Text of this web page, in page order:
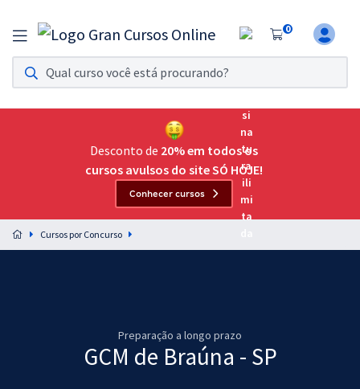
0
Assinatura Ilimitada 11
Acesso a todos os cursos. Teste grátis por 7 dias!
Assinatura OAB Até Passar
Acesso ilimitado a toda preparação para o Exame da
Preparação completa e intensiva para as principais
residências em saúde do Brasil
Desconto de 20% em todos os
cursos avulsos do site SÓ HOJE!
Conhecer cursos
Cursos por Concurso
Preparação a longo prazo
GCM de Braúna - SP